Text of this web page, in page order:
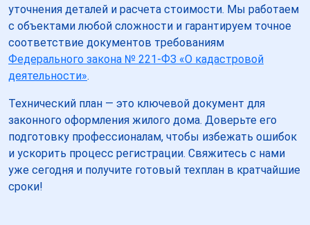
уточнения деталей и расчета стоимости. Мы работаем
с объектами любой сложности и гарантируем точное
соответствие документов требованиям
Федерального закона № 221-ФЗ «О кадастровой
деятельности».
Технический план — это ключевой документ для
законного оформления жилого дома. Доверьте его
подготовку профессионалам, чтобы избежать ошибок
и ускорить процесс регистрации. Свяжитесь с нами
уже сегодня и получите готовый техплан в кратчайшие
сроки!